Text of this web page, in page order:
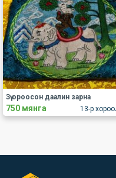
13-р
Зүү ороосон даалин зарна
750 мянга